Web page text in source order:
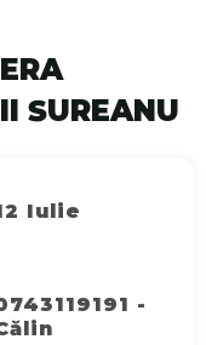
ŞUREANU
Iulie
-